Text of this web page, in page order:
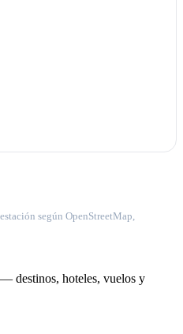
según OpenStreetMap,
destinos, hoteles, vuelos y